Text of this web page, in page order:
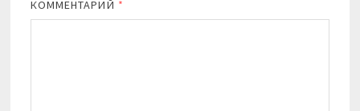
КОММЕНТАРИЙ *